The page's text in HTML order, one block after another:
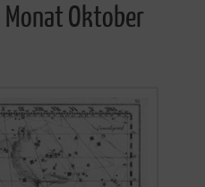
Monat Oktober